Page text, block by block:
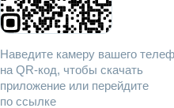
Наведите камеру вашего
на QR-код, чтобы скачать
приложение или перейдите
по ссылке